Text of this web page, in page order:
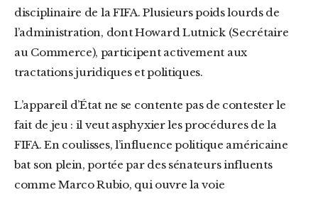
disciplinaire de la FIFA. Plusieurs poids lourds de
l’administration, dont Howard Lutnick (Secrétaire
au Commerce), participent activement aux
tractations juridiques et politiques.
L’appareil d’État ne se contente pas de contester le
fait de jeu : il veut asphyxier les procédures de la
FIFA. En coulisses, l’influence politique américaine
bat son plein, portée par des sénateurs influents
comme Marco Rubio, qui ouvre la voie